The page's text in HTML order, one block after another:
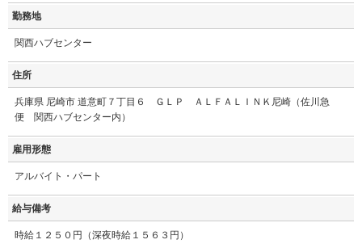
勤務地
関西ハブセンター
住所
兵庫県 尼崎市 道意町７丁目６ ＧＬＰ ＡＬＦＡＬＩＮＫ尼崎（佐川急
便 関西ハブセンター内）
雇用形態
アルバイト・パート
給与備考
時給１２５０円（深夜時給１５６３円）